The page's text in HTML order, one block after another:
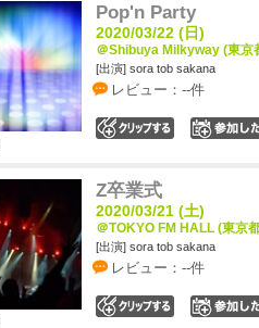
Pop'n Party
2020/03/22 (日)
＠Shibuya Milkyway (東京
[出演] sora tob sakana
レビュー：--件
Z卒業式
2020/03/21 (土)
＠TOKYO FM HALL (東京
[出演] sora tob sakana
レビュー：--件